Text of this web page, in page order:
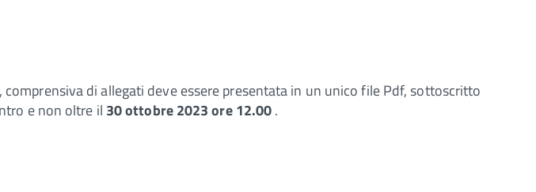
di allegati deve essere presentata in un unico file Pdf, sottoscritto
e non oltre il 30 ottobre 2023 ore 12.00.